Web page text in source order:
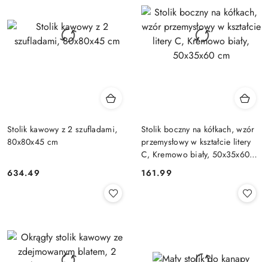
Stolik kawowy z 2 szufladami,
80x80x45 cm
Cena:
634.49
Stolik boczny na kółkach, wzór
przemysłowy w kształcie litery
C, Kremowo biały, 50x35x60
Cena:
161.99